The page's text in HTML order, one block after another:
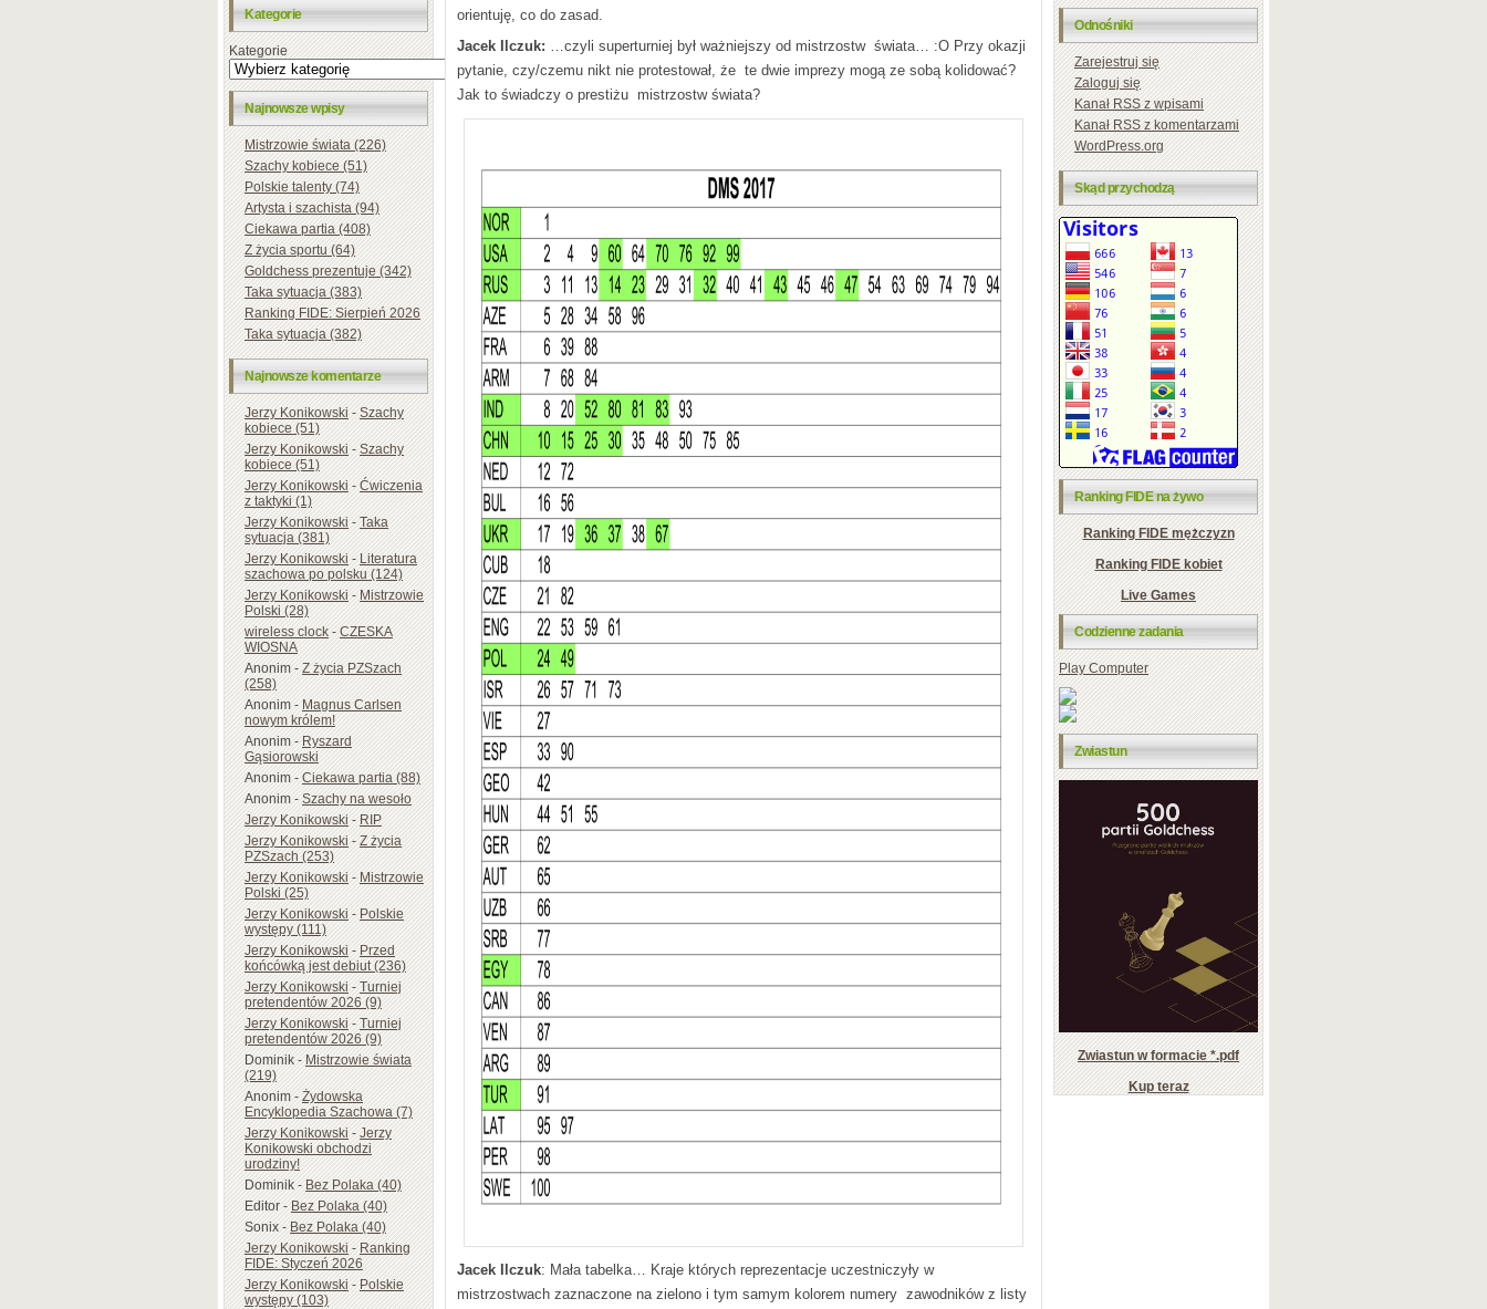
Kategorie
Kategorie
Najnowsze wpisy
Mistrzowie świata (226)
Szachy kobiece (51)
Polskie talenty (74)
Artysta i szachista (94)
Ciekawa partia (408)
Z życia sportu (64)
Goldchess prezentuje (342)
Taka sytuacja (383)
Ranking FIDE: Sierpień 2026
Taka sytuacja (382)
Najnowsze komentarze
Jerzy Konikowski-Szachy
kobiece (51)
Jerzy Konikowski-Szachy
kobiece (51)
Jerzy Konikowski-Ćwiczenia
z taktyki (1)
Jerzy Konikowski-Taka
sytuacja (381)
Jerzy Konikowski-Literatura
szachowa po polsku (124)
Jerzy Konikowski-Mistrzowie
Polski (28)
wireless clock-CZESKA
WIOSNA
Anonim-Z życia PZSzach
(258)
Anonim-Magnus Carlsen
nowym królem!
Anonim-Ryszard
Gąsiorowski
Anonim-Ciekawa partia (88)
Anonim-Szachy na wesoło
Jerzy Konikowski-RIP
Jerzy Konikowski-Z życia
PZSzach (253)
Jerzy Konikowski-Mistrzowie
Polski (25)
Jerzy Konikowski-Polskie
występy (111)
Jerzy Konikowski-Przed
końcówką jest debiut (236)
Jerzy Konikowski-Turniej
pretendentów 2026 (9)
Jerzy Konikowski-Turniej
pretendentów 2026 (9)
Dominik-Mistrzowie świata
(219)
Anonim-Żydowska
Encyklopedia Szachowa (7)
Jerzy Konikowski-Jerzy
Konikowski obchodzi
urodziny!
Dominik-Bez Polaka (40)
Editor-Bez Polaka (40)
Sonix-Bez Polaka (40)
Jerzy Konikowski-Ranking
FIDE: Styczeń 2026
Jerzy Konikowski-Polskie
występy (103)
orientuję, co do zasad.
Jacek Ilczuk: …czyli superturniej był ważniejszy od mistrzostw świata… :O Przy okazji
pytanie, czy/czemu nikt nie protestował, że te dwie imprezy mogą ze sobą kolidować?
Jak to świadczy o prestiżu mistrzostw świata?
Jacek Ilczuk: Mała tabelka… Kraje których reprezentacje uczestniczyły w
mistrzostwach zaznaczone na zielono i tym samym kolorem numery zawodników z listy
Odnośniki
Zarejestruj się
Zaloguj się
KanałRSSz wpisami
KanałRSSz komentarzami
WordPress.org
Skąd przychodzą
Ranking FIDE na żywo
Ranking FIDE mężczyzn
Ranking FIDE kobiet
Live Games
Codzienne zadania
Play Computer
Zwiastun
Zwiastun w formacie *.pdf
Kup teraz